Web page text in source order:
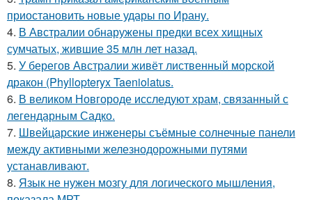
приостановить новые удары по Ирану.
4. В Австралии обнаружены предки всех хищных
сумчатых, жившие 35 млн лет назад.
5. У берегов Австралии живёт лиственный морской
дракон (Phyllopteryx Taeniolatus.
6. В великом Новгороде исследуют храм, связанный с
легендарным Садко.
7. Швейцарские инженеры съёмные солнечные панели
между активными железнодорожными путями
устанавливают.
8. Язык не нужен мозгу для логического мышления,